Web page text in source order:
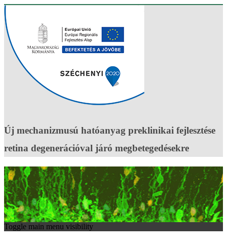
Új mechanizmusú hatóanyag preklinikai fejlesztése
retina degenerációval járó megbetegedésekre
Toggle main menu visibility